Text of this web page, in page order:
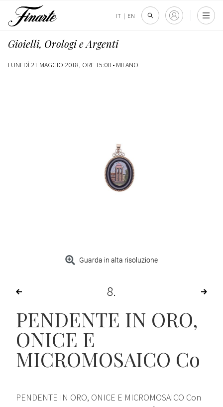
IT | EN
Gioielli, Orologi e Argenti
LUNEDÌ 21 MAGGIO 2018, ORE 15:00 • MILANO
Guarda in alta risoluzione
8
PENDENTE IN ORO,
ONICE E
MICROMOSAICO Co
PENDENTE IN ORO, ONICE E MICROMOSAICO Con